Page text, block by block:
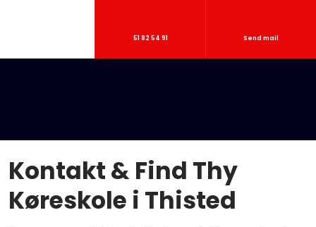
Kontakt & Find Thy
Køreskole​ i Thisted
51 82 54 91 Send mail